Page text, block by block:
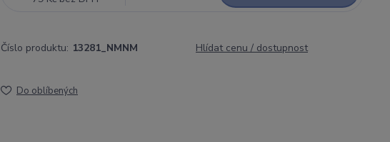
Číslo produktu: 13281_NMNM Hlídat cenu / dostupnost
Do oblíbených